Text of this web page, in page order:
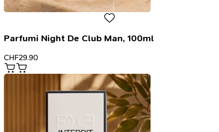
Parfumi Night De Club Man, 100ml
CHF29.90